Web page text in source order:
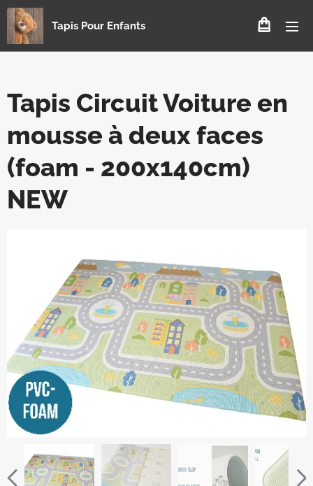
Tapis Pour Enfants
Tapis Circuit Voiture en
mousse à deux faces
(foam - 200x140cm)
NEW